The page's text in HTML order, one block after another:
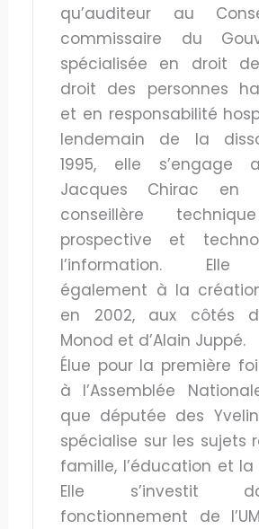
qu’auditeur au
commissaire du
spécialisée en droit de
droit des personnes
et en responsabilité
lendemain de la
1995, elle s’engage
Jacques Chirac en
conseillère
prospective et
l’information. Elle
également à la création
en 2002, aux côtés
Monod et d’Alain Juppé.
Élue pour la première
à l’Assemblée
que députée des
spécialise sur les sujets
famille, l’éducation et la
Elle s’investit
fonctionnement de